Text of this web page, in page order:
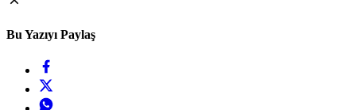
Bu Yazıyı Paylaş